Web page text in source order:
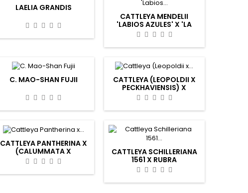
LAELIA GRANDIS
CATTLEYA MENDELII
'LABIOS AZULES' X 'LA
BONITA'
C. MAO-SHAN FUJII
CATTLEYA (LEOPOLDII X
PECKHAVIENSIS) X
SCHILLERIANA X (GREEN
CATTLEYA PANTHERINA X
(CALUMMATA X
PECKHAVENSIS)
CATTLEYA SCHILLERIANA
1561 X RUBRA